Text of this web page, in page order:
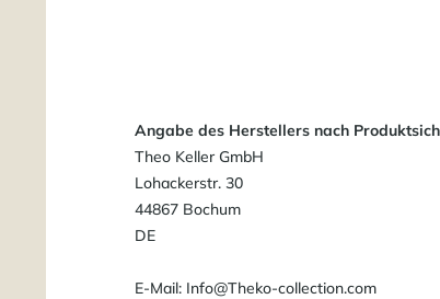
Angabe des Herstellers nach
Theo Keller GmbH
Lohackerstr. 30
44867 Bochum
DE
E-Mail: Info@Theko-collection.com